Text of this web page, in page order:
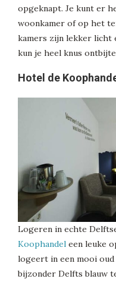
opgeknapt. Je kunt er
woonkamer of op het
kamers zijn lekker licht
kun je heel knus
Hotel de
Logeren in echte
Koophandel een leuke
logeert in een mooi
bijzonder Delfts blauw